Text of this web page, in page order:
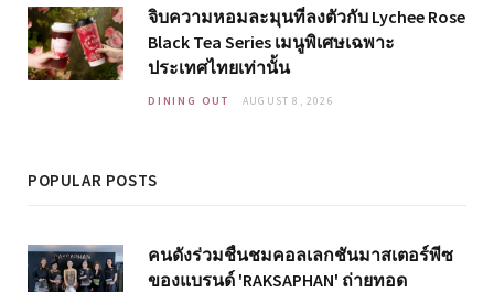
จิบความหอมละมุนที่ลงตัวกับ Lychee Rose
Black Tea Series เมนูพิเศษเฉพาะ
ประเทศไทยเท่านั้น
DINING OUT AUGUST 8, 2026
POPULAR POSTS
คนดังร่วมชื่นชมคอลเลกชันมาสเตอร์พีซ
ของแบรนด์ 'RAKSAPHAN' ถ่ายทอด